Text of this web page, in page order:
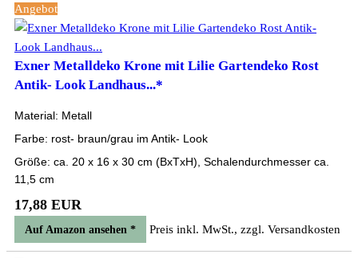
Angebot
Exner Metalldeko Krone mit Lilie Gartendeko Rost
Antik- Look Landhaus...*
Material: Metall
Farbe: rost- braun/grau im Antik- Look
Größe: ca. 20 x 16 x 30 cm (BxTxH), Schalendurchmesser ca.
11,5 cm
17,88 EUR
Auf Amazon ansehen * Preis inkl. MwSt., zzgl. Versandkosten